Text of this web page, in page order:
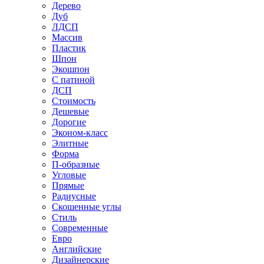
Дерево
Дуб
ЛДСП
Массив
Пластик
Шпон
Экошпон
С патиной
ДСП
Стоимость
Дешевые
Дорогие
Эконом-класс
Элитные
Форма
П-образные
Угловые
Прямые
Радиусные
Скошенные углы
Стиль
Современные
Евро
Английские
Дизайнерские